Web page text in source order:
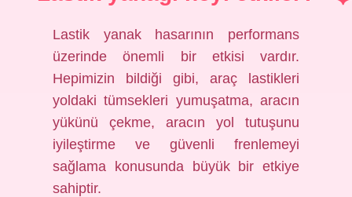
Lastik yanak hasarının performans
üzerinde önemli bir etkisi vardır.
Hepimizin bildiği gibi, araç lastikleri
yoldaki tümsekleri yumuşatma, aracın
yükünü çekme, aracın yol tutuşunu
iyileştirme ve güvenli frenlemeyi
sağlama konusunda büyük bir etkiye
sahiptir.